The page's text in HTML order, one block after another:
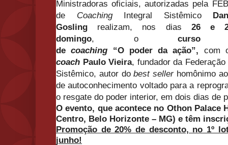
Ministradoras oficiais, autorizadas pela
de
Coaching Integral Sistêmico
Gosling
realizam, nos dias
26 e
domingo, o
curso
de coaching “O poder daação”, com
coach Paulo Vieira, fundador da Federação
Sistêmico, autor do best seller homônimo
de autoconhecimento voltado para a
o resgate do poder interior, em dois dias de
O evento, que acontece no Othon Palace
Centro, Belo Horizonte – MG) e têm
Promoção de 20% de desconto, no 1º
junho!